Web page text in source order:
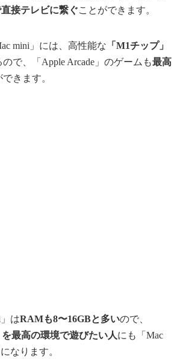
接テレビに繋ぐことができます。
mini」には、高性能な 「M1チップ」
で、「Apple Arcade」のゲームも最高
きます。
はRAMも8〜16GBと多いので、
を最高の環境で遊びたい人にも「Mac
なります。